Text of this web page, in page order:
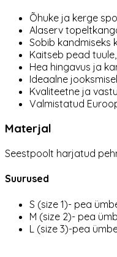
Õhuke ja kerge
Alaserv
Sobib kandmiseks
Kaitseb pead
Hea hingavus ja
Ideaalne
Kvaliteetne ja
Valmistatud
Materjal
Seestpoolt harjatud
Suurused
S (size 1)- pea
M (size 2)- pea
L (size 3)-pea